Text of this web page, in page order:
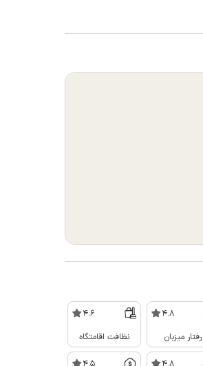
4.8
رفتار میزبان
4.6
نظافت اقامتگاه